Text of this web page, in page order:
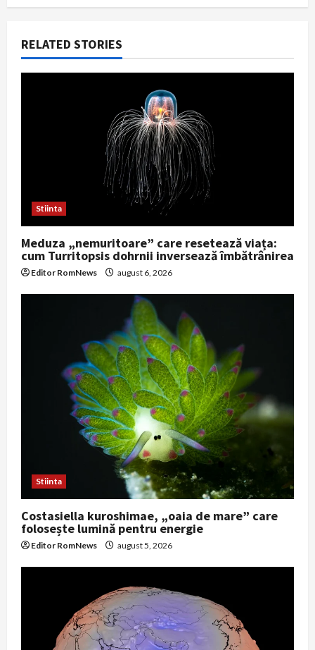
v
i
g
n
RELATED STORIES
Stiinta
Meduza „nemuritoare” care resetează viața:
cum Turritopsis dohrnii inversează îmbătrânirea
Editor RomNews august 6, 2026
Stiinta
Costasiella kuroshimae, „oaia de mare” care
folosește lumină pentru energie
Editor RomNews august 5, 2026